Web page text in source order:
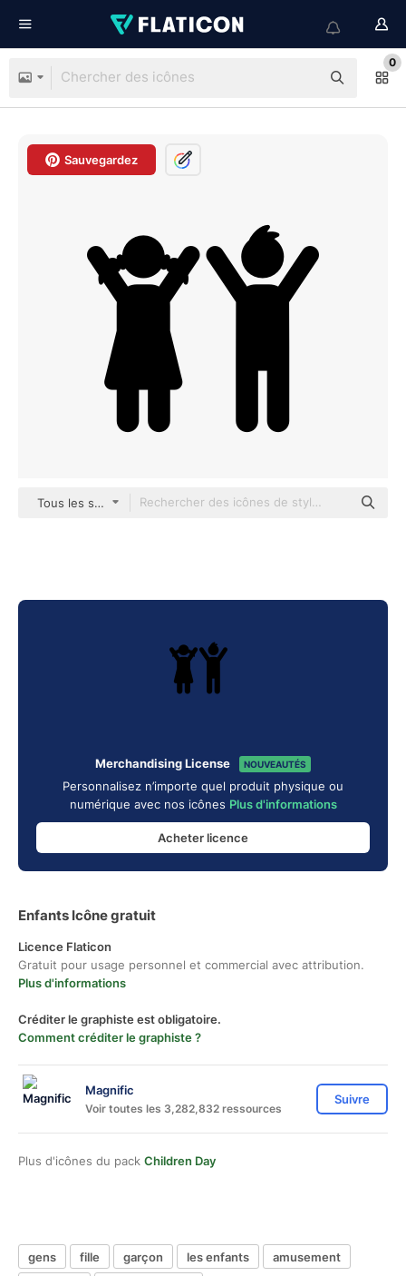
0
Sauvegardez
Tous les styles
Merchandising License NOUVEAUTÉS
Personnalisez n’importe quel produit physique ou
numérique avec nos icônes Plus d'informations
Acheter licence
Enfants Icône gratuit
Licence Flaticon
Gratuit pour usage personnel et commercial avec attribution.
Plus d'informations
Créditer le graphiste est obligatoire.
Comment créditer le graphiste ?
Magnific
Voir toutes les 3,282,832 ressources
Suivre
Plus d'icônes du pack Children Day
gens fille garçon les enfants
amusement